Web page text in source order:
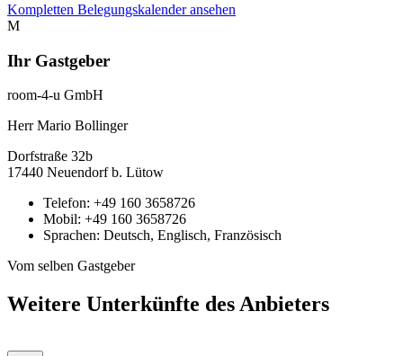
Kompletten Belegungskalender ansehen
M
Ihr Gastgeber
room-4-u GmbH
Herr Mario Bollinger
Dorfstraße 32b
17440 Neuendorf b. Lütow
Telefon: +49 160 3658726
Mobil: +49 160 3658726
Sprachen: Deutsch, Englisch, Französisch
Vom selben Gastgeber
Weitere Unterkünfte des Anbieters